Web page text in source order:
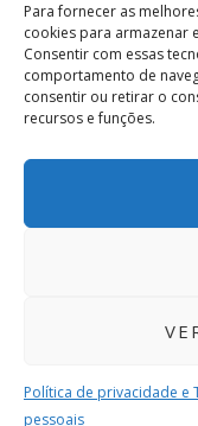
Para fornecer as
cookies para armazenar
Consentir com essas
comportamento de
consentir ou retirar o
recursos e funções.
Política de privacidade e
pessoais